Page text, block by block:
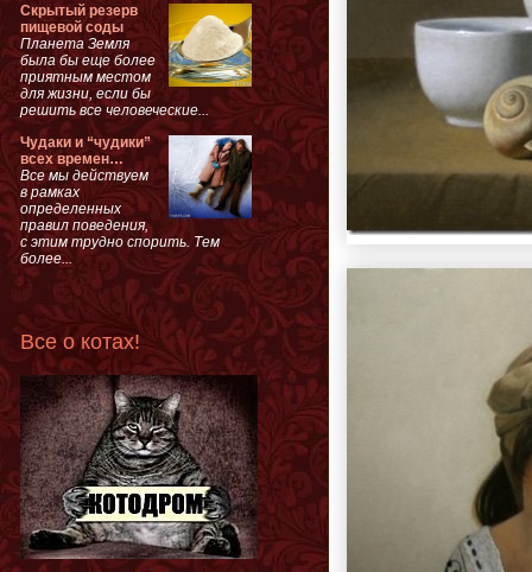
Скрытый резерв
пищевой соды
Планета Земля
была бы еще более
приятным местом
для жизни, если бы
решить все человеческие...
Чудаки и “чудики”
всех времен…
Все мы действуем
в рамках
определенных
правил поведения,
с этим трудно спорить. Тем
более...
Все о котах!